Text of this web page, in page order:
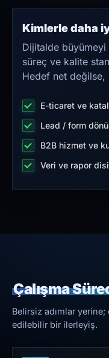
Kimlerle daha
Dijitalde
süreç ve kalite
Hedef net
E-ticaret ve
Lead / form
B2B hizmet ve
Veri ve rapor
Çalışma
Belirsiz adımlar
edilebilir bir ilerleyiş.